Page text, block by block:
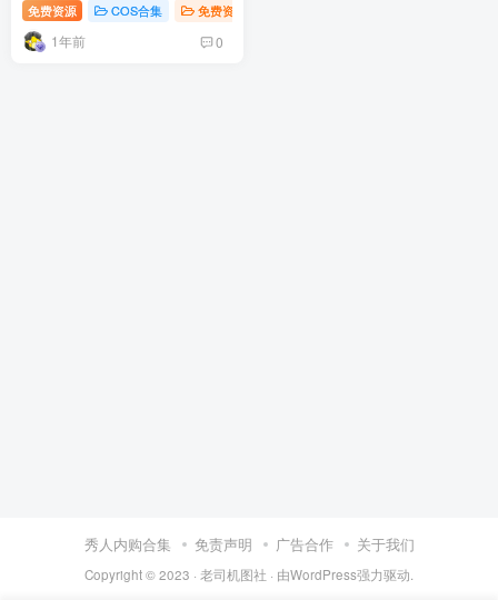
免费资源 COS合集 免费资源
1年前 0
秀人内购合集 免责声明 广告合作 关于我们
Copyright © 2023 · 老司机图社 · 由WordPress强力驱动.